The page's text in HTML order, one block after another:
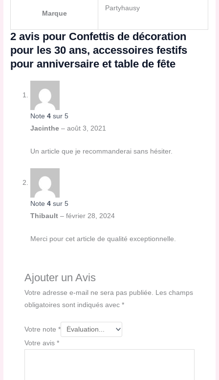
Marque
Partyhausy
2 avis pour Confettis de décoration
pour les 30 ans, accessoires festifs
pour anniversaire et table de fête
Note4 sur 5
Jacinthe– août 3, 2021
Un article que je recommanderai sans hésiter.
Note4 sur 5
Thibault– février 28, 2024
Merci pour cet article de qualité exceptionnelle.
Ajouter un Avis
Votre adresse e-mail ne sera pas publiée. Les champs
obligatoires sont indiqués avec*
Votre note*
Votre avis*